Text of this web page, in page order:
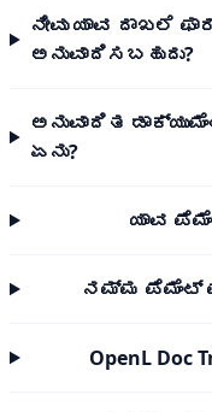
ನೀವು ಯಾವ ದಾಖಲೆ
ಅನುವಾದಿಸಬಹುದು?
ಅನುವಾದಿತ
ಏನು?
ಯಾವ
ನಮ್ಮ ಪೆಮೆಂಟ್
OpenL